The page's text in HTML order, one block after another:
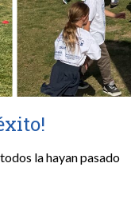
la hayan pasado